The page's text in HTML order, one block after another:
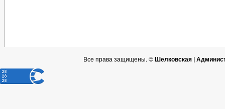
Все права защищены. ©Шелковская |